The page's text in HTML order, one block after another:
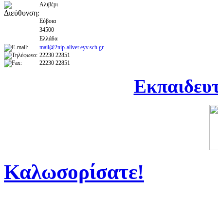
Αλιβέρι
Εύβοια
34500
Ελλάδα
mail@2nip-aliver.eyv.sch.gr
22230 22851
22230 22851
Καλωσορίσατε!